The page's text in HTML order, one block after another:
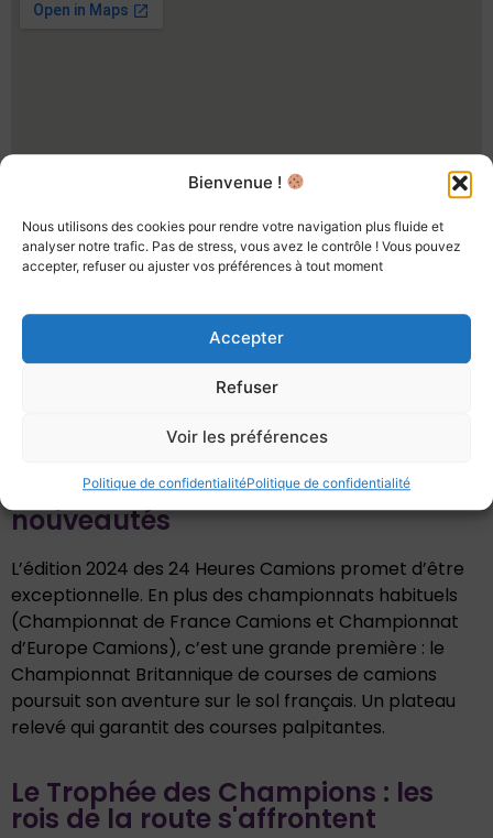
Bienvenue !
Nous utilisons des cookies pour rendre votre navigation plus fluide et
analyser notre trafic. Pas de stress, vous avez le contrôle ! Vous pouvez
accepter, refuser ou ajuster vos préférences à tout moment
Accepter
Refuser
Voir les préférences
Politique de confidentialitéPolitique de confidentialité
Partie 2 : Les 24 Heures
Camions 2024 : un
Un plateau relevé et des
nouveautés
L’édition 2024 des 24 Heures Camions promet d’être
exceptionnelle. En plus des championnats habituels
(Championnat de France Camions et Championnat
d’Europe Camions), c’est une grande première : le
Championnat Britannique de courses de camions
poursuit son aventure sur le sol français. Un plateau
relevé qui garantit des courses palpitantes.
Le Trophée des Champions : les
rois de la route s'affrontent